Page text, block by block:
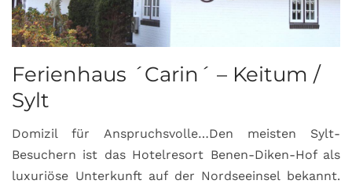
Ferienhaus ´Carin´ – Keitum /
Sylt
Domizil für Anspruchsvolle…Den meisten Sylt-
Besuchern ist das Hotelresort Benen-Diken-Hof als
luxuriöse Unterkunft auf der Nordseeinsel bekannt.